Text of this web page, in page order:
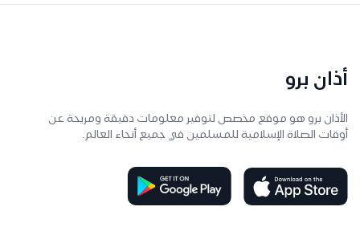
أذان برو
الأذان برو هو موقع مخصص لتوفير معلومات دقيقة ومريحة عن
أوقات الصلاة الإسلامية للمسلمين في جميع أنحاء العالم.